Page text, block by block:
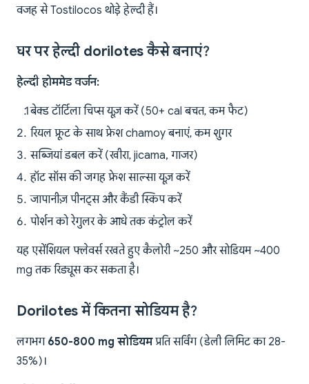
वजह से Tostilocos थोड़े हेल्दी हैं।
घर पर हेल्दी dorilotes कैसे बनाएं?
हेल्दी होममेड वर्जन:
बेक्ड टॉर्टिला चिप्स यूज़ करें (50+ cal बचत, कम फैट)
रियल फ्रूट के साथ फ्रेश chamoy बनाएं, कम शुगर
सब्जियां डबल करें (खीरा, jicama, गाजर)
हॉट सॉस की जगह फ्रेश साल्सा यूज़ करें
जापानीज़ पीनट्स और कैंडी स्किप करें
पोर्शन को रेगुलर के आधे तक कंट्रोल करें
यह एसेंशियल फ्लेवर्स रखते हुए कैलोरी ~250 और सोडियम ~400
mg तक रिड्यूस कर सकता है।
Dorilotes में कितना सोडियम है?
लगभग 650-800 mg सोडियमप्रति सर्विंग (डेली लिमिट का 28-
35%)।